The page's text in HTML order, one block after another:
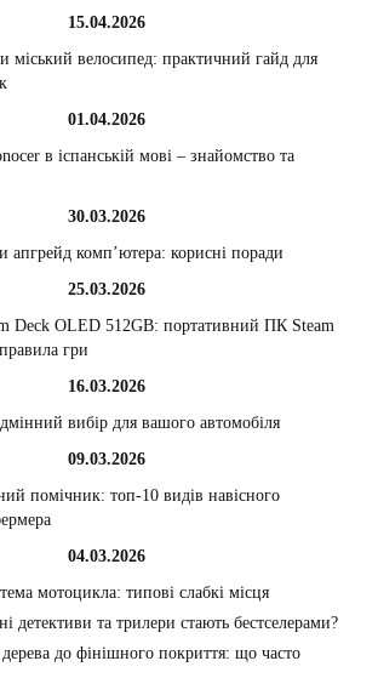
15.04.2026
міський велосипед: практичний гайд для
01.04.2026
в іспанській мові – знайомство та
30.03.2026
апгрейд комп’ютера: корисні поради
25.03.2026
Deck OLED 512GB: портативний ПК Steam
гри
16.03.2026
вибір для вашого автомобіля
09.03.2026
помічник: топ-10 видів навісного
04.03.2026
мотоцикла: типові слабкі місця
детективи та трилери стають бестселерами?
дерева до фінішного покриття: що часто